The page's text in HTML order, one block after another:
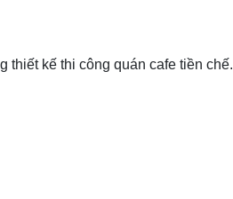
thiết kế thi công quán cafe tiền chế.